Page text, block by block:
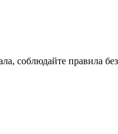
соблюдайте правила